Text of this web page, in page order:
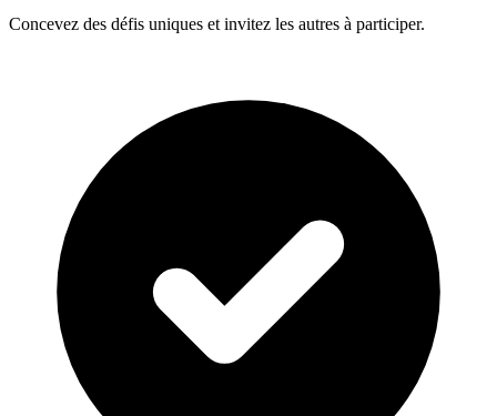
Concevez des défis uniques et invitez les autres à participer.